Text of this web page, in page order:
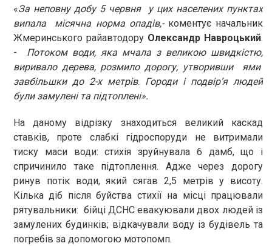
«За неповну добу 5 червня у цих населених пунктах
випала місячна норма опадів,-коментує начальник
Жмеринського райавтодору Олександр Навроцький.
- Потоком води, яка мчала з великою швидкістю,
виривало дерева, розмило дорогу, утворивши ями
завбільшки до 2-х метрів. Городи і подвір’я людей
були замулені та підтоплені».
На даному відрізку знаходиться великий каскад
ставків, проте слабкі гідроспоруди не витримали
тиску маси води: стихія зруйнувала 6 дамб, що і
спричинило таке підтоплення. Адже через дорогу
ринув потік води, який сягав 2,5 метрів у висоту.
Кілька діб після буйства стихії на місці працювали
рятувальники: бійці ДСНС евакуювали двох людей із
замулених будинків; відкачували воду із будівель та
погребів за допомогою мотопомп.